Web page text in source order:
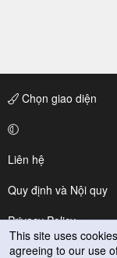
:
Chọn giao diện
Liên hệ
Quy định và Nội quy
Privacy Policy
Trợ giúp
This site uses
agreeing to our use